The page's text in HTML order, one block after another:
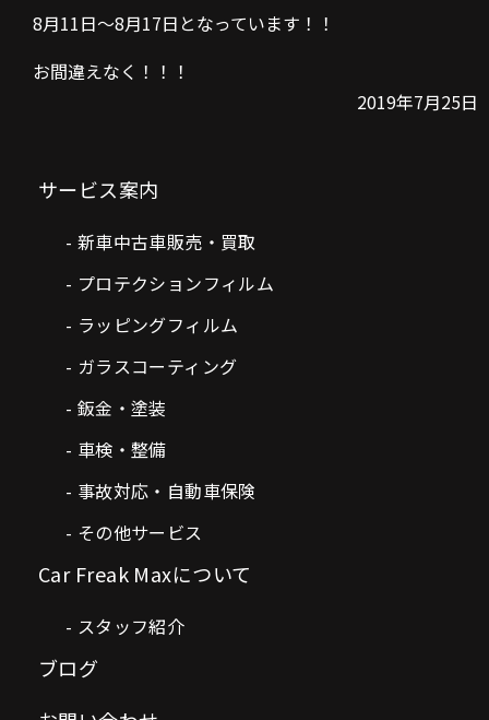
8月11日〜8月17日となっています！！
お間違えなく！！！
2019年7月25日
サービス案内
新車中古車販売・買取
プロテクションフィルム
ラッピングフィルム
ガラスコーティング
鈑金・塗装
車検・整備
事故対応・自動車保険
その他サービス
Car Freak Maxについて
スタッフ紹介
ブログ